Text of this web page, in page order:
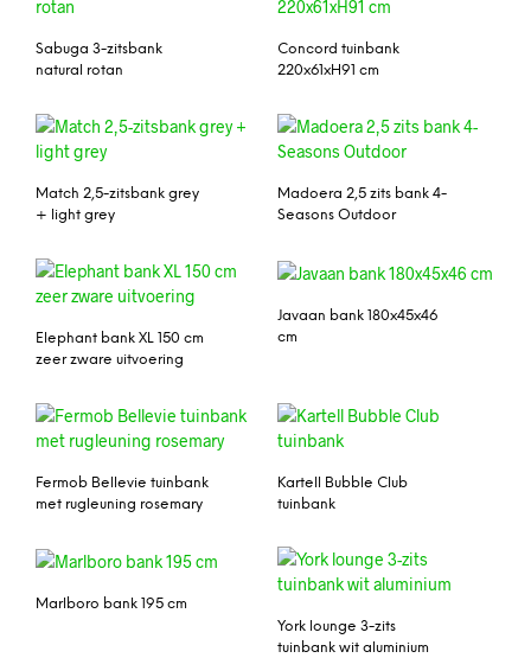
Sabuga 3-zitsbank
natural rotan
Concord tuinbank
220x61xH91 cm
Match 2,5-zitsbank grey
+ light grey
Madoera 2,5 zits bank 4-
Seasons Outdoor
Elephant bank XL 150 cm
zeer zware uitvoering
Javaan bank 180x45x46
cm
Fermob Bellevie tuinbank
met rugleuning rosemary
Kartell Bubble Club
tuinbank
Marlboro bank 195 cm
York lounge 3-zits
tuinbank wit aluminium